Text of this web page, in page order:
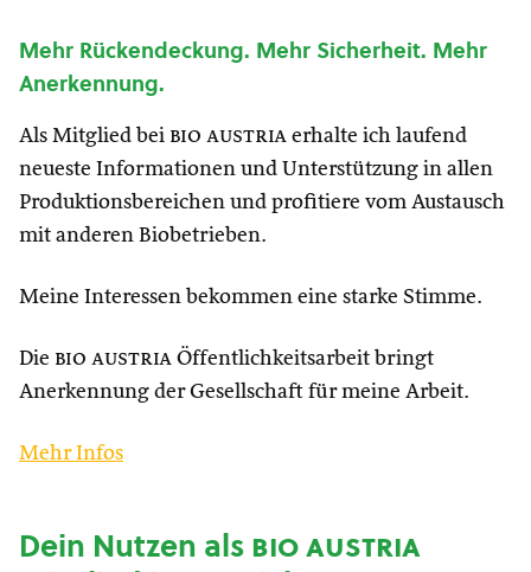
Mehr Rückendeckung. Mehr Sicherheit. Mehr
Anerkennung.
Als Mitglied bei bio austria erhalte ich laufend
neueste Informationen und Unterstützung in allen
Produktionsbereichen und profitiere vom Austausch
mit anderen Biobetrieben.
Meine Interessen bekommen eine starke Stimme.
Die bio austria Öffentlichkeitsarbeit bringt
Anerkennung der Gesellschaft für meine Arbeit.
Mehr Infos
Dein Nutzen alsbio austria